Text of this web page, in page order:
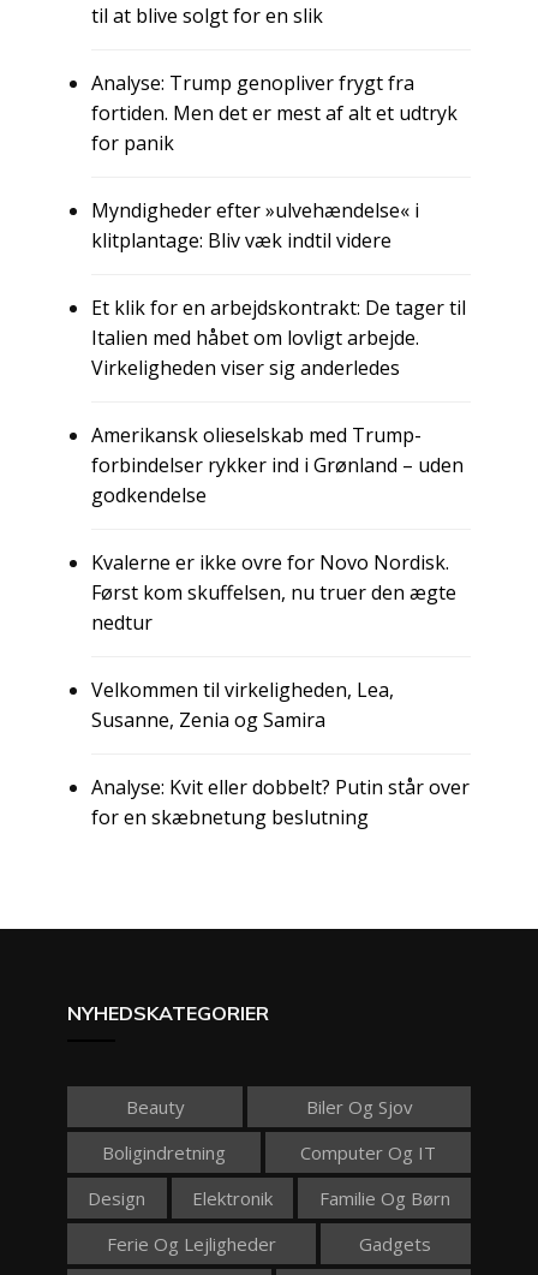
til at blive solgt for en slik
Analyse: Trump genopliver frygt fra
fortiden. Men det er mest af alt et udtryk
for panik
Myndigheder efter »ulvehændelse« i
klitplantage: Bliv væk indtil videre
Et klik for en arbejdskontrakt: De tager til
Italien med håbet om lovligt arbejde.
Virkeligheden viser sig anderledes
Amerikansk olieselskab med Trump-
forbindelser rykker ind i Grønland – uden
godkendelse
Kvalerne er ikke ovre for Novo Nordisk.
Først kom skuffelsen, nu truer den ægte
nedtur
Velkommen til virkeligheden, Lea,
Susanne, Zenia og Samira
Analyse: Kvit eller dobbelt? Putin står over
for en skæbnetung beslutning
NYHEDSKATEGORIER
Beauty
Biler Og Sjov
Boligindretning
Computer Og IT
Design
Elektronik
Familie Og Børn
Ferie Og Lejligheder
Gadgets